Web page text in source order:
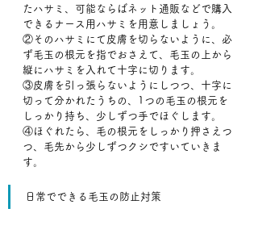
たハサミ、可能ならばネット通販などで購入
できるナース用ハサミを用意しましょう。
②そのハサミにて皮膚を切らないように、必
ず毛玉の根元を指でおさえて、毛玉の上から
縦にハサミを入れて十字に切ります。
③皮膚を引っ張らないようにしつつ、十字に
切って分かれたうちの、1つの毛玉の根元を
しっかり持ち、少しずつ手でほぐします。
④ほぐれたら、毛の根元をしっかり押さえつ
つ、毛先から少しずつクシですいていきま
す。
日常でできる毛玉の防止対策